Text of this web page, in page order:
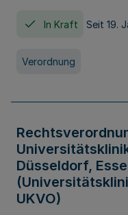
In Kraft Seit 19.
Verordnung
Düsseldorf,
UKVO)